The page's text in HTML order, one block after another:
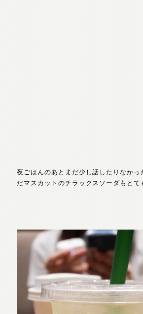
夜ごはんのあとまだ少し話したりなかっ
だマスカットのチラックスソーダもとて